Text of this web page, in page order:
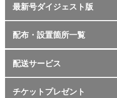
最新号ダイジェスト版
配布・設置箇所一覧
配送サービス
チケットプレゼント